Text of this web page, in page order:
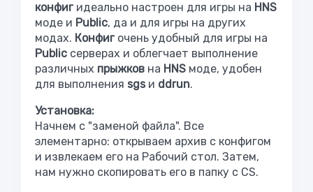
конфигидеально настроен для игры на HNS
моде и Public, да и для игры на других
модах. Конфигочень удобный для игры на
Public серверах и облегчает выполнение
различных прыжков на HNS моде, удобен
для выполнения sgs и ddrun.
Установка:
Начнем с "заменой файла". Все
элементарно: открываем архив с конфигом
и извлекаем его на Рабочий стол. Затем,
нам нужно скопировать его в папку с CS.